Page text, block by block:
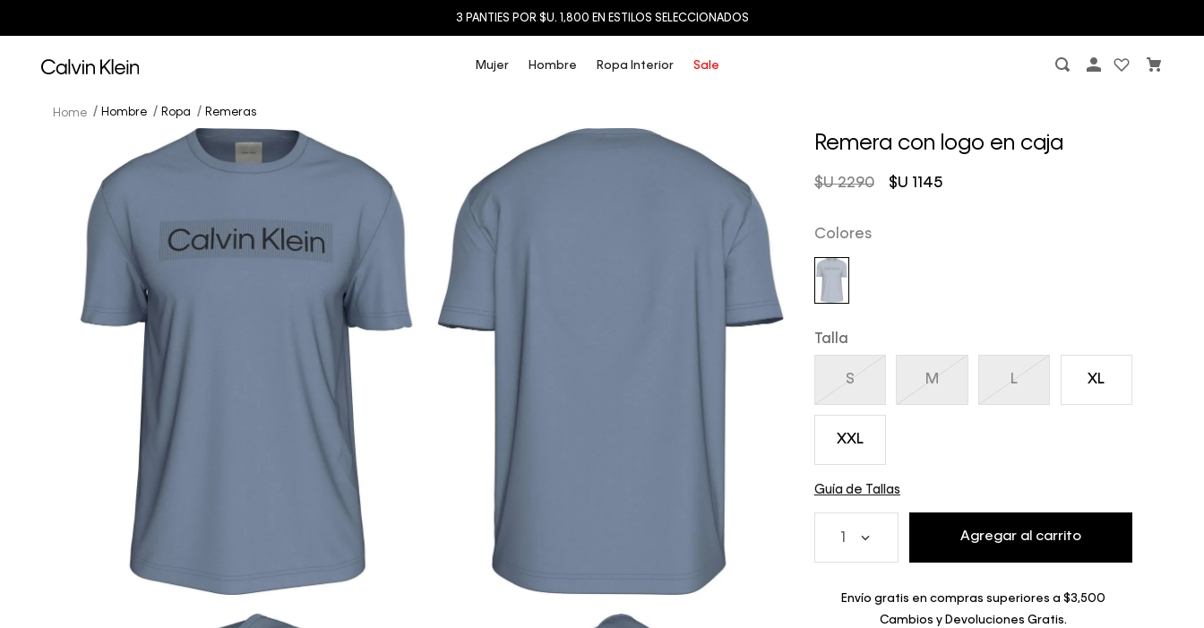
3 PANTIES POR $U. 1,800 EN ESTILOS SELECCIONADOS
Mujer Hombre Ropa Interior Sale
Hombre Ropa Remeras
Remera con logo en caja
$U 1145
$U 2290
Colores
Talla
S M L XL
XXL
Guía de Tallas
Agregar al carrito
Envío gratis en compras superiores a $3,500
Cambios y Devoluciones Gratis.